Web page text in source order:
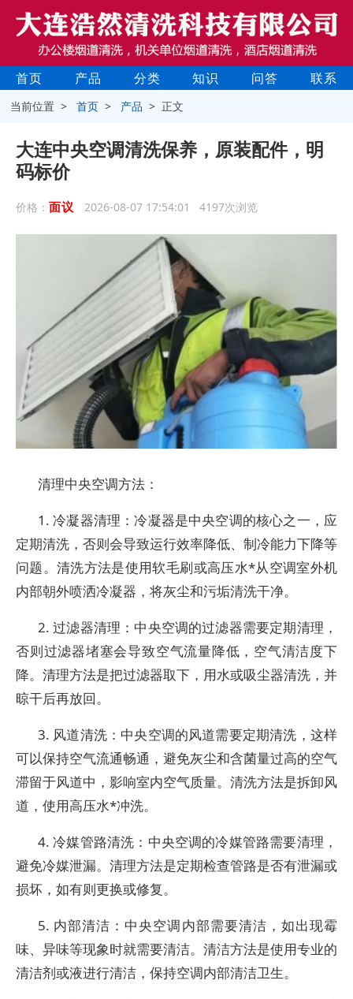
首页 产品 分类 知识 问答 联系
当前位置 >首页 > 产品 > 正文
大连中央空调清洗保养，原装配件，明
码标价
价格： 面议 2026-08-07 17:54:01 4197次浏览
清理中央空调方法：
1. 冷凝器清理：冷凝器是中央空调的核心之一，应
定期清洗，否则会导致运行效率降低、制冷能力下降等
问题。清洗方法是使用软毛刷或高压水*从空调室外机
内部朝外喷洒冷凝器，将灰尘和污垢清洗干净。
2. 过滤器清理：中央空调的过滤器需要定期清理，
否则过滤器堵塞会导致空气流量降低，空气清洁度下
降。清理方法是把过滤器取下，用水或吸尘器清洗，并
晾干后再放回。
3. 风道清洗：中央空调的风道需要定期清洗，这样
可以保持空气流通畅通，避免灰尘和含菌量过高的空气
滞留于风道中，影响室内空气质量。清洗方法是拆卸风
道，使用高压水*冲洗。
4. 冷媒管路清洗：中央空调的冷媒管路需要清理，
避免冷媒泄漏。清理方法是定期检查管路是否有泄漏或
损坏，如有则更换或修复。
5. 内部清洁：中央空调内部需要清洁，如出现霉
味、异味等现象时就需要清洁。清洁方法是使用专业的
清洁剂或液进行清洁，保持空调内部清洁卫生。